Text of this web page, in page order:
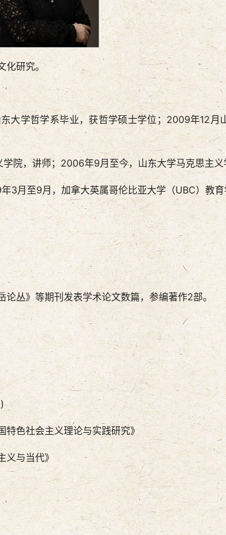
研究。
大学哲学系毕业，获哲学硕士学位；2009年12
院，讲师；2006年9月至今，山东大学马克思主义
月至9月，加拿大英属哥伦比亚大学（UBC）教育
丛》等期刊发表学术论文数篇，参编著作2部。
特色社会主义理论与实践研究》
义与当代》